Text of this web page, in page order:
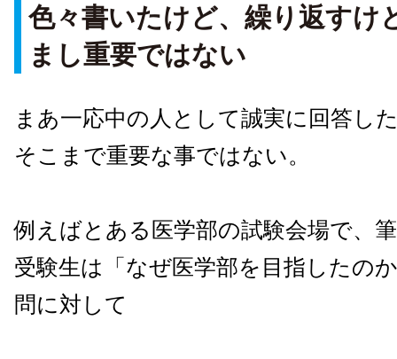
色々書いたけど、繰り返すけ
まし重要ではない
まあ一応中の人として誠実に回答し
そこまで重要な事ではない。
例えばとある医学部の試験会場で、
受験生は「なぜ医学部を目指したの
問に対して